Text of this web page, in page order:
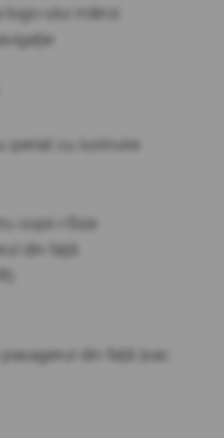
ului mărcii
periat cu lustruire
copii i-Size
din față
din față (sac